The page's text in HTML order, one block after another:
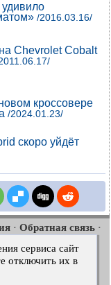
/2016.03.16/
Chevrolet Cobalt
кроссовере
/2024.01.23/
скоро уйдёт
· Обратная связь ·
2018·
сервиса сайт
отключить их в